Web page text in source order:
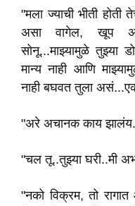
"मला ज्याची भीती
असा वागेल, खूप
सोनू...माझ्यामुळे तुझ्या
मान्य नाही आणि
नाही बघवत तुला
"अरे अचानक काय
"चल तू..तुझ्या घरी..मी
"नको विक्रम, तो